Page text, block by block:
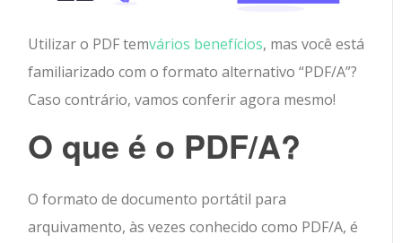
Utilizar o PDF temvários benefícios, mas você está
familiarizado com o formato alternativo “PDF/A”?
Caso contrário, vamos conferir agora mesmo!
O que é o PDF/A?
O formato de documento portátil para
arquivamento, às vezes conhecido como PDF/A, é